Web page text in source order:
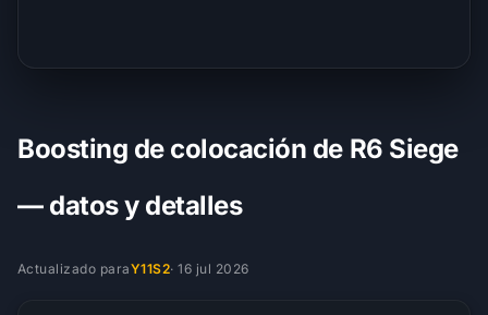
Boosting de colocación de R6 Siege
— datos y detalles
Actualizado paraY11S2·16 jul 2026